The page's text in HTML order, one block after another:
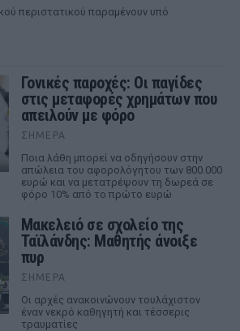
περιστατικού παραμένουν υπό
Γονικές παροχές: Οι παγίδες
στις μεταφορές χρημάτων που
απειλούν με φόρο
ΣΉΜΕΡΑ
Ποια λάθη μπορεί να οδηγήσουν στην
απώλεια του αφορολόγητου των 800.000
ευρώ και να μετατρέψουν τη δωρεά σε
φόρο 10% από το πρώτο ευρώ
Μακελειό σε σχολείο της
Ταϊλάνδης: Μαθητής άνοιξε
πυρ
ΣΉΜΕΡΑ
Οι αρχές ανακοινώνουν τουλάχιστον
έναν νεκρό καθηγητή και τέσσερις
τραυματίες